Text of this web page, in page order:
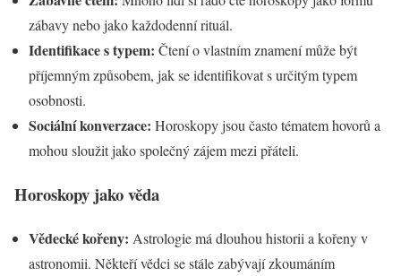
zábavy nebo jako každodenní rituál.
Identifikace s typem: Čtení o vlastním znamení může být
příjemným způsobem, jak se identifikovat s určitým typem
osobnosti.
Sociální konverzace: Horoskopy jsou často tématem hovorů a
mohou sloužit jako společný zájem mezi přáteli.
Horoskopy jako věda
Vědecké kořeny: Astrologie má dlouhou historii a kořeny v
astronomii. Někteří vědci se stále zabývají zkoumáním